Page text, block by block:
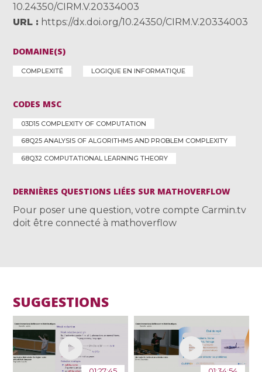
10.24350/CIRM.V.20334003
URL
https://dx.doi.org/10.24350/CIRM.V.20334003
DOMAINE(S)
COMPLEXITÉ LOGIQUE EN INFORMATIQUE
CODES MSC
03D15 COMPLEXITY OF COMPUTATION
68Q25 ANALYSIS OF ALGORITHMS AND PROBLEM COMPLEXITY
68Q32 COMPUTATIONAL LEARNING THEORY
DERNIÈRES QUESTIONS LIÉES SUR MATHOVERFLOW
Pour poser une question, votre compte Carmin.tv
doit être connecté à mathoverflow
SUGGESTIONS